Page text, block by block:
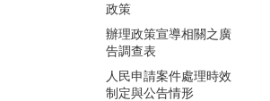
政策
辦理政策宣導相關之廣
告調查表
人民申請案件處理時效
制定與公告情形